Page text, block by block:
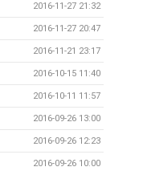
2016-11-27 21:32
2016-11-27 20:47
2016-11-21 23:17
2016-10-15 11:40
2016-10-11 11:57
2016-09-26 13:00
2016-09-26 12:23
2016-09-26 10:00